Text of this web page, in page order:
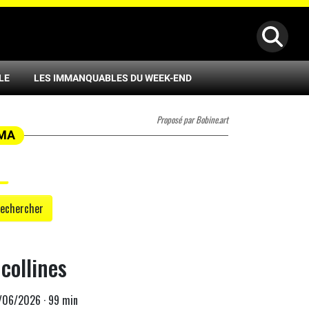
LES IMMANQUABLES DU WEEK-END
Proposé par Bobine.art
06/2026 · 99 min